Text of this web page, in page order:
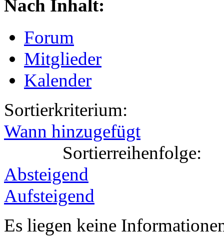
Nach Inhalt:
Forum
Mitglieder
Kalender
Sortierkriterium:
Wann hinzugefügt
Sortierreihenfolge:
Absteigend
Aufsteigend
Es liegen keine